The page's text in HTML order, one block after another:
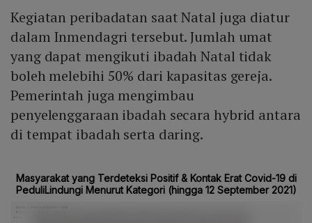
Kegiatan peribadatan saat Natal juga diatur
dalam Inmendagri tersebut. Jumlah umat
yang dapat mengikuti ibadah Natal tidak
boleh melebihi 50% dari kapasitas gereja.
Pemerintah juga mengimbau
penyelenggaraan ibadah secara hybrid antara
di tempat ibadah serta daring.